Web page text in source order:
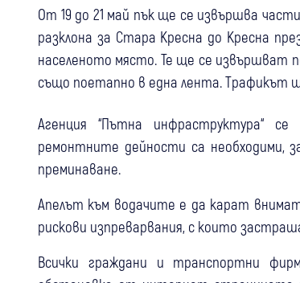
От 19 до 21 май пък ще се извършва
разклона за Стара Кресна до Кресна
населеното място. Те ще се извършват
също поетапно в една лента. Трафикът
Агенция “Пътна инфраструктура“
ремонтните дейности са необходими,
преминаване.
Апелът към водачите е да карат
рискови изпреварвания, с които
Всички граждани и транспортни